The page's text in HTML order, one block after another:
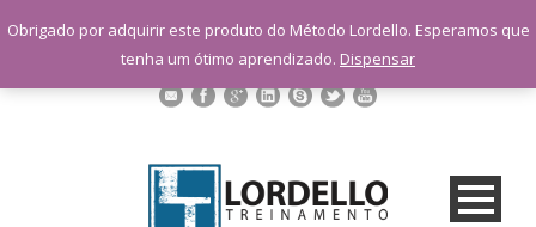
sac@lordellotreinamento.com.br
+55 11 9 1398-3091
Obrigado por adquirir este produto do Método Lordello. Esperamos que
tenha um ótimo aprendizado. Dispensar